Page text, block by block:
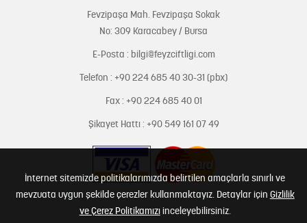
Fevzipaşa Mah. Fevzipaşa Sokak
No: 309 Karacabey / Bursa
E-Posta : bilgi@feyzciftligi.com
Telefon : +90 224 685 40 30-31 (pbx)
Fax : +90 224 685 40 01
Şikayet Hattı : +90 549 161 07 49
İnternet sitemizde politikalarımızda belirtilen amaçlarla sınırlı ve
mevzuata uygun şekilde çerezler kullanmaktayız. Detaylar için Gizlilik
ve Çerez Politikamızıinceleyebilirsiniz.